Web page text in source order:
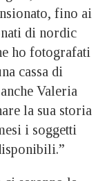
fino ai
di nordic
ho fotografati
cassa di
Valeria
la sua storia
i soggetti